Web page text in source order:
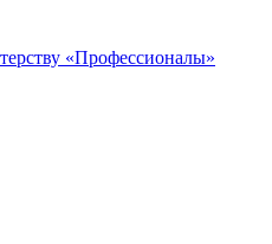
«Профессионалы»